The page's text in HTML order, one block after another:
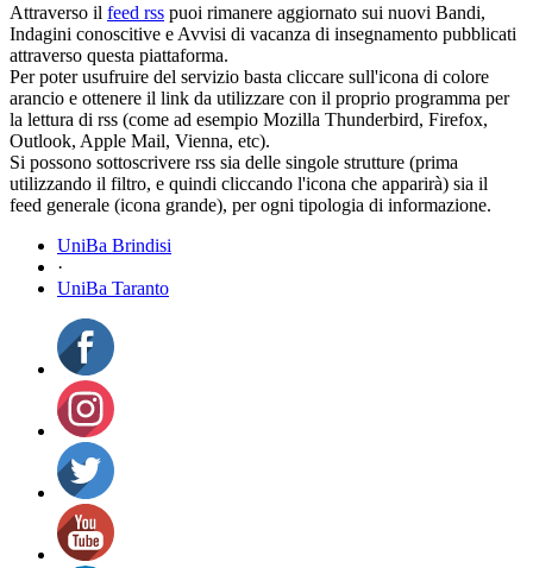
Attraverso il feed rss puoi rimanere aggiornato sui nuovi Bandi,
Indagini conoscitive e Avvisi di vacanza di insegnamento pubblicati
attraverso questa piattaforma.
Per poter usufruire del servizio basta cliccare sull'icona di colore
arancio e ottenere il link da utilizzare con il proprio programma per
la lettura di rss (come ad esempio Mozilla Thunderbird, Firefox,
Outlook, Apple Mail, Vienna, etc).
Si possono sottoscrivere rss sia delle singole strutture (prima
utilizzando il filtro, e quindi cliccando l'icona che apparirà) sia il
feed generale (icona grande), per ogni tipologia di informazione.
UniBa Brindisi
·
UniBa Taranto